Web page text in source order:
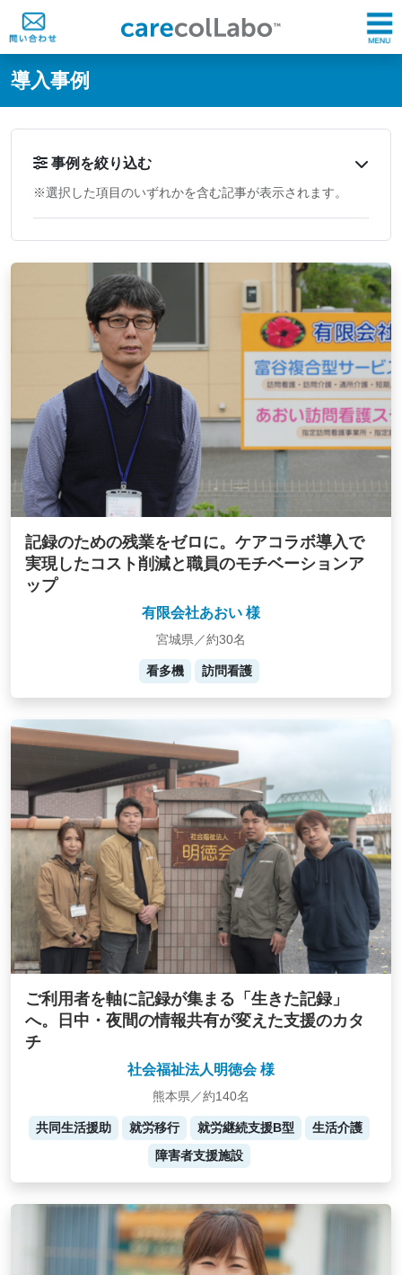
@ -0,0 +1,60 @@
導入事例
事例を絞り込む
※選択した項目のいずれかを含む記事が表示されます。
記録のための残業をゼロに。ケアコラボ導入で
実現したコスト削減と職員のモチベーションア
ップ
有限会社あおい 様
宮城県／約30名
看多機 訪問看護
ご利用者を軸に記録が集まる「生きた記録」
へ。日中・夜間の情報共有が変えた支援のカタ
チ
社会福祉法人明徳会 様
熊本県／約140名
共同生活援助 就労移行 就労継続支援B型
生活介護
障害者支援施設